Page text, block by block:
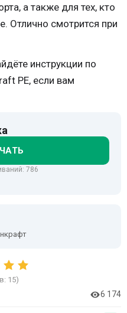
а также для тех, кто
Отлично смотрится при
инструкции по
PE, если вам
786
15)
6 174